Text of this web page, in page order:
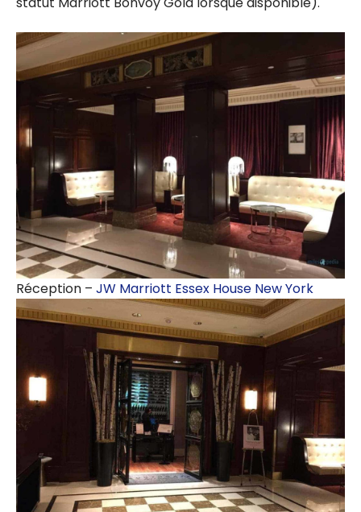
Réception – JW Marriott Essex House New York